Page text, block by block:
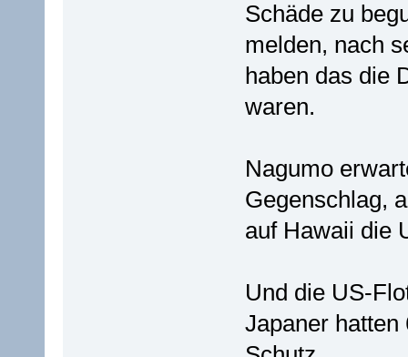
Schäde zu
melden, nach
haben das die
waren.
Nagumo
Gegenschlag,
auf Hawaii die
Und die US-
Japaner